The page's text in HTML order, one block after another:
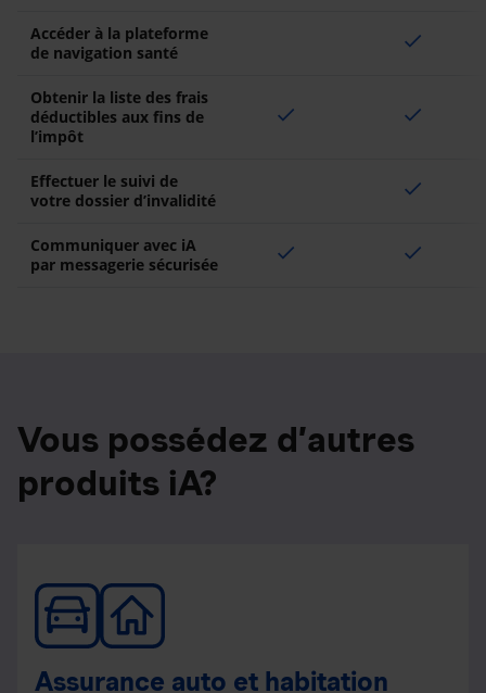
Accéder à la plateforme
de navigation santé
check
Obtenir la liste des frais
déductibles aux fins de
l’impôt
check check
Effectuer le suivi de
votre dossier d’invalidité
check
Communiquer avec iA
par messagerie sécurisée
check check
Vous possédez d’autres
produits iA?
Assurance auto et habitation